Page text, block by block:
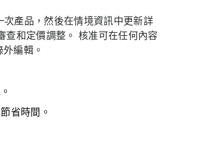
次產品，然後在情境資訊中更新詳
查和定價調整。 核准可在任何內容
編輯。
省時間。